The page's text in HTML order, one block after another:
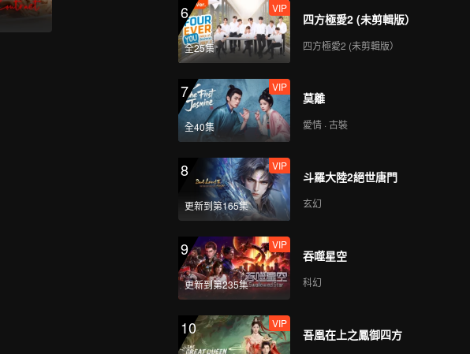
6
全25集
VIP
四方極愛2 (未剪輯版）
四方極愛2 (未剪輯版）
7
全40集
VIP
莫離
愛情 · 古裝
8
更新到第165集
VIP
斗羅大陸2絕世唐門
玄幻
9
更新到第235集
VIP
吞噬星空
科幻
10 VIP
吾凰在上之鳳御四方